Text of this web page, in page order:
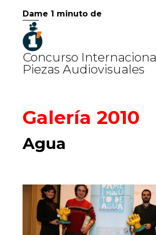
Dame 1 minuto de
Concurso
Piezas Audiovisuales
Galería 2010
Agua